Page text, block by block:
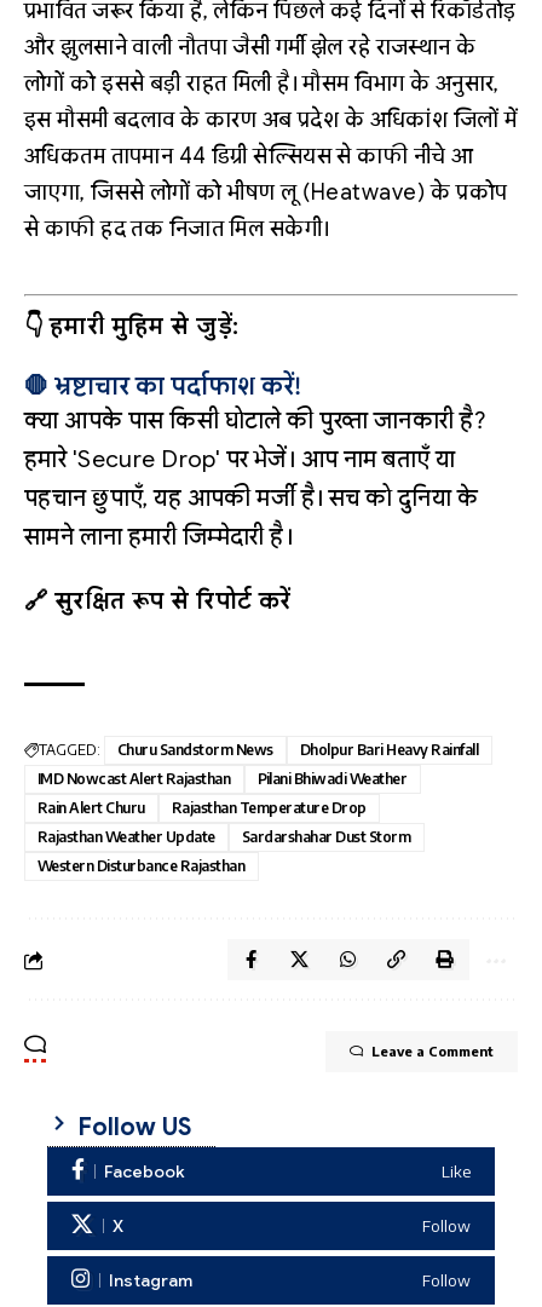
प्रभावित जरूर किया है, लेकिन पिछले कई दिनों से रिकॉर्डतोड़
और झुलसाने वाली नौतपा जैसी गर्मी झेल रहे राजस्थान के
लोगों को इससे बड़ी राहत मिली है। मौसम विभाग के अनुसार,
इस मौसमी बदलाव के कारण अब प्रदेश के अधिकांश जिलों में
अधिकतम तापमान 44 डिग्री सेल्सियस से काफी नीचे आ
जाएगा, जिससे लोगों को भीषण लू (Heatwave) के प्रकोप
से काफी हद तक निजात मिल सकेगी।
👇 हमारी मुहिम से जुड़ें:
🛑 भ्रष्टाचार का पर्दाफाश करें!
क्या आपके पास किसी घोटाले की पुख्ता जानकारी है?
हमारे 'Secure Drop' पर भेजें। आप नाम बताएँ या
पहचान छुपाएँ, यह आपकी मर्जी है। सच को दुनिया के
सामने लाना हमारी जिम्मेदारी है।
🔗 सुरक्षित रूप से रिपोर्ट करें
TAGGED: Churu Sandstorm News
Dholpur Bari Heavy Rainfall
IMD Nowcast Alert Rajasthan
Pilani Bhiwadi Weather
Rain Alert Churu
Rajasthan Temperature Drop
Rajasthan Weather Update
Sardarshahar Dust Storm
Western Disturbance Rajasthan
Leave a Comment
Follow US
Facebook Like
X Follow
Instagram Follow